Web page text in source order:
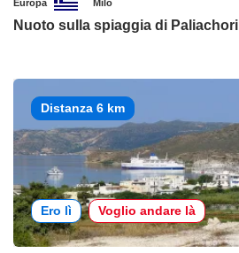
Europa Milo
Nuoto sulla spiaggia di Paliachori
Distanza 6 km
Ero lì Voglio andare là